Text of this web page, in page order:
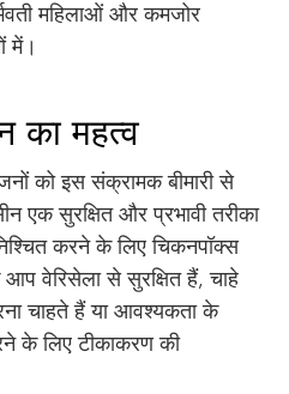
महिलाओं और कमजोर
में।
का महत्व
को इस संक्रामक बीमारी से
एक सुरक्षित और प्रभावी तरीका
करने के लिए चिकनपॉक्स
वेरिसेला से सुरक्षित हैं, चाहे
चाहते हैं या आवश्यकता के
के लिए टीकाकरण की